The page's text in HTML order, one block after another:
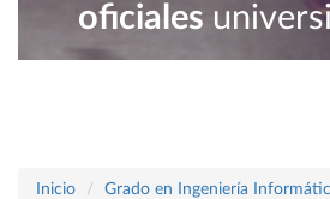
oficiales
Inicio
Grado en Ingeniería